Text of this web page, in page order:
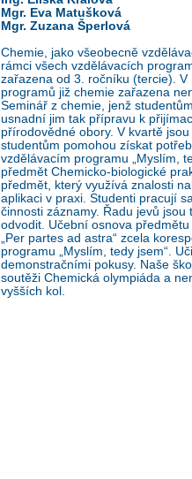
studijní obory
učební plány
třídy
Mgr. Eva Matušková
Mgr. Zuzana Šperlová
Chemie, jako všeobecně
rámci všech vzdělávacích
zařazena od 3. ročníku (tercie).
programů již chemie zařazena
Seminář z chemie, jenž
usnadní jim tak přípravu k
přírodovědné obory. V kvartě
studentům pomohou získat
vzdělávacím programu „Myslím,
předmět Chemicko-biologické
předmět, který využívá znalosti
aplikaci v praxi. Studenti pracují
činnosti záznamy. Řadu jevů
odvodit. Učební osnova
„Per partes ad astra“ zcela
programu „Myslím, tedy jsem“.
demonstračními pokusy. Naše
soutěži Chemická olympiáda a
vyšších kol.